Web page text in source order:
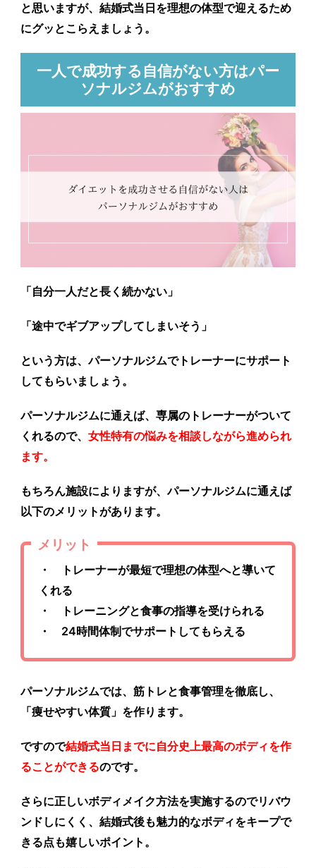
と思いますが、結婚式当日を理想の体型で迎えるため
にグッとこらえましょう。
一人で成功する自信がない方はパー
ソナルジムがおすすめ
「自分一人だと長く続かない 」
「途中でギブアップしてしまいそう 」
という方は、パーソナルジムでトレーナーにサポート
してもらいましょう。
パーソナルジムに通えば、専属のトレーナーがついて
くれるので、女性特有の悩みを相談しながら進められ
ます。
もちろん施設によりますが、パーソナルジムに通えば
以下のメリットがあります。
メリット
・ トレーナーが最短で理想の体型へと導いて
くれる
・ トレーニングと食事の指導を受けられる
・ 24時間体制でサポートしてもらえる
パーソナルジムでは、筋トレと食事管理を徹底し、
「痩せやすい体質 」を作ります。
ですので結婚式当日までに自分史上最高のボディを作
ることができるのです。
さらに正しいボディメイク方法を実施するのでリバウ
ンドしにくく、結婚式後も魅力的なボディをキープで
きる点も嬉しいポイント。